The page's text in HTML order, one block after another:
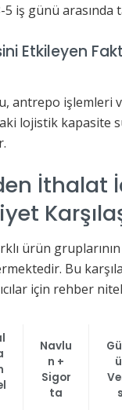
iş günü arasında
Etkileyen
antrepo işlemleri
lojistik kapasite
İthalat
ürün
Bu
için rehber
Navlu
n +
Sigor
ta